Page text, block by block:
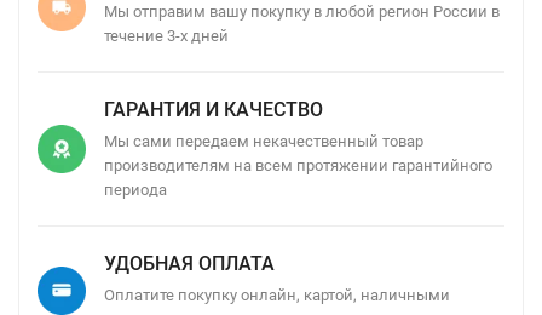
Мы отправим вашу покупку в любой регион России в
течение 3-х дней
ГАРАНТИЯ И КАЧЕСТВО
Мы сами передаем некачественный товар
производителям на всем протяжении гарантийного
периода
УДОБНАЯ ОПЛАТА
Оплатите покупку онлайн, картой, наличными